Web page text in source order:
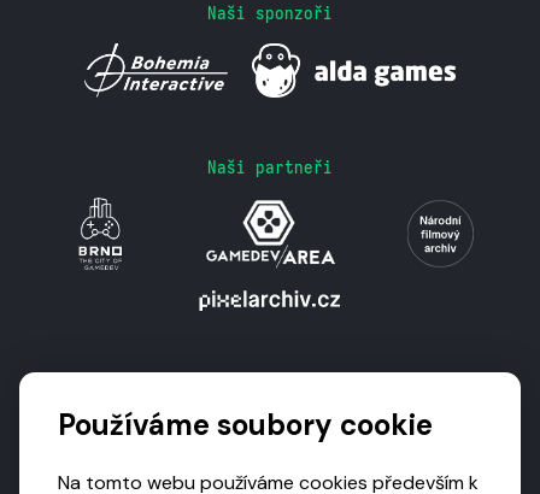
Naši sponzoři
Naši partneři
Používáme soubory cookie
Na tomto webu používáme cookies především k